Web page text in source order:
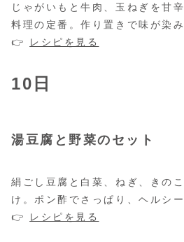
じゃがいもと牛肉、玉ねぎを甘
料理の定番。作り置きで味が染
👉
レシピを見る
10日
湯豆腐と野菜のセット
絹ごし豆腐と白菜、ねぎ、きの
け。ポン酢でさっぱり、ヘルシ
👉
レシピを見る